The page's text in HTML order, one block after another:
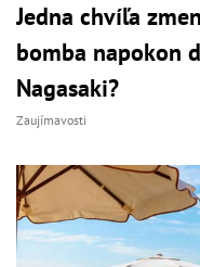
Jedna chvíľa
bomba napokon
Nagasaki?
Zaujímavosti